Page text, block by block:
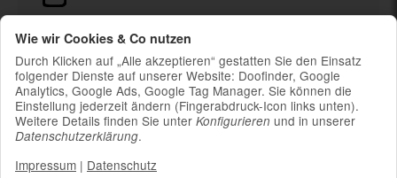
Ladekabel (ohne Ladestecker)
weil die meisten neueren Smartphones
kabelloses Laden ermöglichen, ist kein
Ladestecker im Lieferumfang enthalten
Wie wir Cookies & Co nutzen
Durch Klicken auf „Alle akzeptieren“ gestatten Sie den Einsatz
folgender Dienste auf unserer Website: Doofinder, Google
Analytics, Google Ads, Google Tag Manager. Sie können die
Einstellung jederzeit ändern (Fingerabdruck-Icon links unten).
Weitere Details finden Sie unter Konfigurieren und in unserer
Datenschutzerklärung.
Impressum | Datenschutz